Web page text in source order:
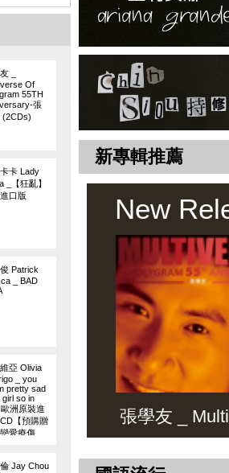
_
Of
55TH
張
(2CDs)
卡 Lady
_【狂亂】
口版
Patrick
_ BAD
亞 Olivia
_ you
pretty sad
girl so in
洲原裝進
【預購贈
愛療傷
Jay Chou
新專輯推薦
New
張學友 _